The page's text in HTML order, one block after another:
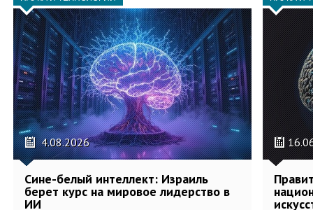
4.08.2026
Сине-белый интеллект: Израиль
берет курс на мировое лидерство в
ИИ